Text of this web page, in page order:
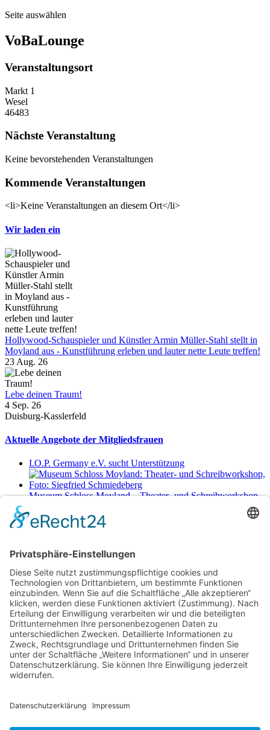
Seite auswählen
VoBaLounge
Veranstaltungsort
Markt 1
Wesel
46483
Nächste Veranstaltung
Keine bevorstehenden Veranstaltungen
Kommende Veranstaltungen
<li>Keine Veranstaltungen an diesem Ort</li>
Wir laden ein
Hollywood-Schauspieler und Künstler Armin Müller-Stahl stellt in
Moyland aus - Kunstführung erleben und lauter nette Leute treffen!
23 Aug. 26
Lebe deinen Traum!
4 Sep. 26
Duisburg-Kasslerfeld
Aktuelle Angebote der Mitgliedsfrauen
I.O.P. Germany e.V. sucht Unterstützung
Museum Schloss Moyland – Theater- und Schreibworkshop
Netzwerkerinnen
Login für Mitglieder
Noch kein Mitglied im unternehmerinnen forum niederrhein?
gibt es weitere Informationen.
Für Mitgliedsfrauen: zum Erstellen eigener Angebote und zum
Bearbeiten des Unternehmensprofils bitte einloggen!
Social Media
Folge dem unternehmerinnen forum niederrhein auch auf Facebook,
Instagram oder LinkedIn.